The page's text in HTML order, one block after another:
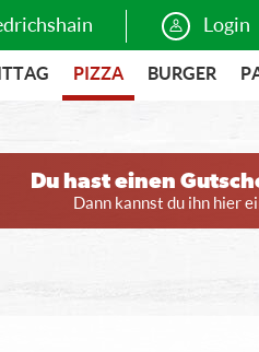
Login
PIZZA BURGER
Du hast einen
Dann kannst du ihn hier